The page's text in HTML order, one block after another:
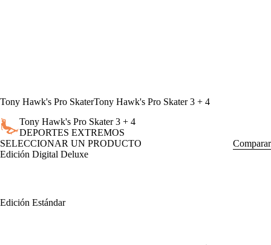
Tony Hawk's Pro SkaterTony Hawk's Pro Skater 3 + 4
Tony Hawk's Pro Skater 3 + 4
DEPORTES EXTREMOS
SELECCIONAR UN PRODUCTO
Comparar
Edición Digital Deluxe
Edición Estándar